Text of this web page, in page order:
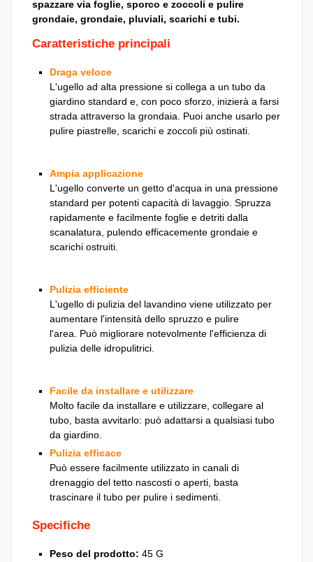
spazzare via foglie, sporco e zoccoli e pulire
grondaie, grondaie, pluviali, scarichi e tubi.
Caratteristiche principali
Draga veloce
L'ugello ad alta pressione si collega a un tubo da
giardino standard e, con poco sforzo, inizierà a farsi
strada attraverso la grondaia. Puoi anche usarlo per
pulire piastrelle, scarichi e zoccoli più ostinati.
Ampia applicazione
L'ugello converte un getto d'acqua in una pressione
standard per potenti capacità di lavaggio. Spruzza
rapidamente e facilmente foglie e detriti dalla
scanalatura, pulendo efficacemente grondaie e
scarichi ostruiti.
Pulizia efficiente
L'ugello di pulizia del lavandino viene utilizzato per
aumentare l'intensità dello spruzzo e pulire
l'area. Può migliorare notevolmente l'efficienza di
pulizia delle idropulitrici.
Facile da installare e utilizzare
Molto facile da installare e utilizzare, collegare al
tubo, basta avvitarlo: può adattarsi a qualsiasi tubo
da giardino.
Pulizia efficace
Può essere facilmente utilizzato in canali di
drenaggio del tetto nascosti o aperti, basta
trascinare il tubo per pulire i sedimenti.
Specifiche
Peso del prodotto: 45 G